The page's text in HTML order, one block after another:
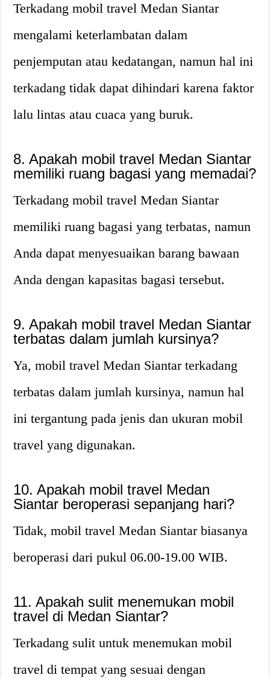
Terkadang mobil travel Medan Siantar
mengalami keterlambatan dalam
penjemputan atau kedatangan, namun hal ini
terkadang tidak dapat dihindari karena faktor
lalu lintas atau cuaca yang buruk.
8. Apakah mobil travel Medan Siantar
memiliki ruang bagasi yang memadai?
Terkadang mobil travel Medan Siantar
memiliki ruang bagasi yang terbatas, namun
Anda dapat menyesuaikan barang bawaan
Anda dengan kapasitas bagasi tersebut.
9. Apakah mobil travel Medan Siantar
terbatas dalam jumlah kursinya?
Ya, mobil travel Medan Siantar terkadang
terbatas dalam jumlah kursinya, namun hal
ini tergantung pada jenis dan ukuran mobil
travel yang digunakan.
10. Apakah mobil travel Medan
Siantar beroperasi sepanjang hari?
Tidak, mobil travel Medan Siantar biasanya
beroperasi dari pukul 06.00-19.00 WIB.
11. Apakah sulit menemukan mobil
travel di Medan Siantar?
Terkadang sulit untuk menemukan mobil
travel di tempat yang sesuai dengan